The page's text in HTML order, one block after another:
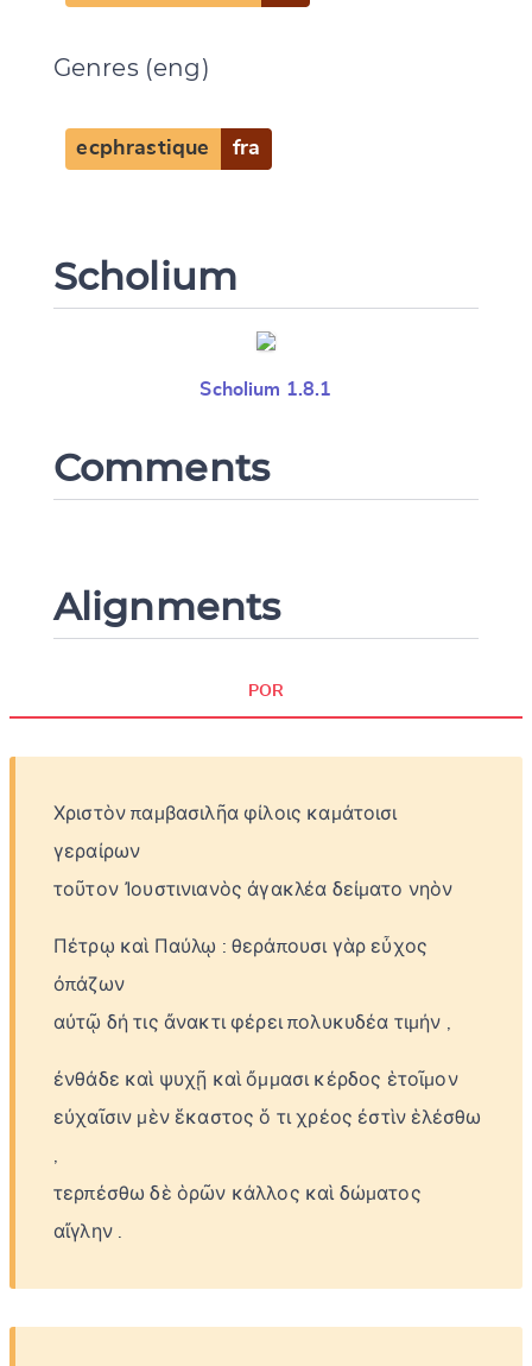
Genres (eng)
ecphrastique fra
Scholium
Scholium 1.8.1
Comments
Alignments
POR
Χριστὸν παμβασιλῆα φίλοις καμάτοισι
γεραίρων
τοῦτον Ἰουστινιανὸς ἀγακλέα δείματο νηὸν
Πέτρῳ καὶ Παύλῳ : θεράπουσι γὰρ εὖχος
ὀπάζων
αὐτῷ δή τις ἄνακτι φέρει πολυκυδέα τιμήν
ἐνθάδε καὶ ψυχῇ καὶ ὄμμασι κέρδος ἑτοῖμον
εὐχαῖσιν μὲν ἕκαστος ὅ τι χρέος ἐστὶν ἑλέσθω
τερπέσθω δὲ ὁρῶν κάλλος καὶ δώματος
αἴγλην